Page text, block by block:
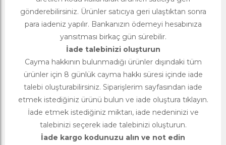
gönderebilirsiniz. Ürünler satıcıya geri ulaştıktan sonra
para iadeniz yapılır. Bankanızın ödemeyi hesabınıza
yansıtması birkaç gün sürebilir.
İade talebinizi oluşturun
Cayma hakkının bulunmadığı ürünler dışındaki tüm
ürünler için 8 günlük cayma hakkı süresi içinde iade
talebi oluşturabilirsiniz. Siparişlerim sayfasından iade
etmek istediğiniz ürünü bulun ve iade oluştura tıklayın.
İade etmek istediğiniz miktarı, iade nedeninizi ve
talebinizi seçerek iade talebinizi oluşturun.
İade kargo kodunuzu alın ve not edin